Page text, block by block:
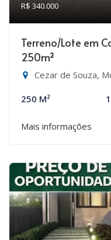
R$ 340.000
Terreno/Lote em
250m²
Cezar de Souza,
250 M²
Mais informações